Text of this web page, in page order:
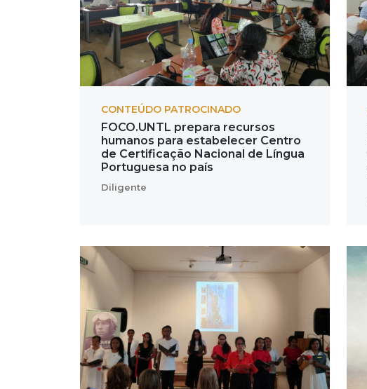
CONTEÚDO PATROCINADO
FOCO.UNTL prepara recursos
humanos para estabelecer Centro
de Certificação Nacional de Língua
Portuguesa no país
Diligente